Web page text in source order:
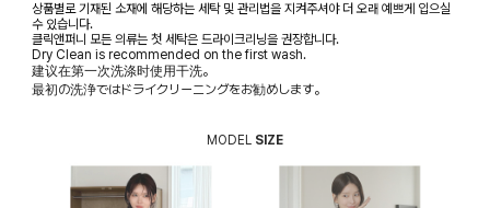
상품별로 기재된 소재에 해당하는 세탁 및 관리법을 지켜주셔야 더 오래 예쁘게 입으실
수 있습니다.
클릭앤퍼니 모든 의류는 첫 세탁은 드라이크리닝을 권장합니다.
Dry Clean is recommended on the first wash.
建议在第一次洗涤时使用干洗。
最初の洗浄ではドライクリーニングをお勧めします。
MODEL SIZE